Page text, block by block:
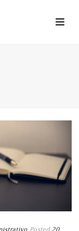
Posted 20